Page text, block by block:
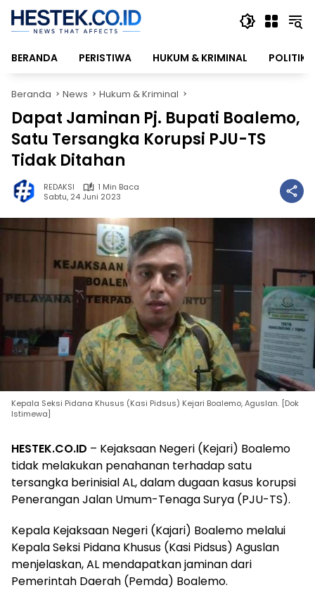
Langsung
konten
BERANDA
PERISTIWA HUKUM & KRIMINAL POLITIK
Beranda News Hukum & Kriminal
Dapat Jaminan Pj. Bupati Boalemo,
Satu Tersangka Korupsi PJU-TS
Tidak Ditahan
REDAKSI
1 Min Baca
Sabtu, 24 Juni 2023
Kepala Seksi Pidana Khusus (Kasi Pidsus) Kejari Boalemo, Aguslan. [Dok
Istimewa]
HESTEK.CO.ID – Kejaksaan Negeri (Kejari) Boalemo
tidak melakukan penahanan terhadap satu
tersangka berinisial AL, dalam dugaan kasus korupsi
Penerangan Jalan Umum-Tenaga Surya (PJU-TS).
Kepala Kejaksaan Negeri (Kajari) Boalemo melalui
Kepala Seksi Pidana Khusus (Kasi Pidsus) Aguslan
menjelaskan, AL mendapatkan jaminan dari
Pemerintah Daerah (Pemda) Boalemo.